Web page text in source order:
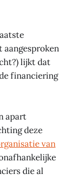
aangesproken
lijkt dat
financiering
apart
deze
van
die al